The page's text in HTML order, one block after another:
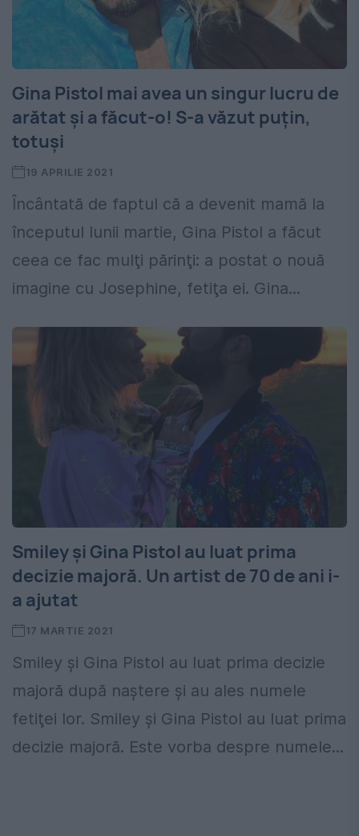
Gina Pistol mai avea un singur lucru de
arătat şi a făcut-o! S-a văzut puţin,
totuşi
19 APRILIE 2021
Încântată de faptul că a devenit mamă la
începutul lunii martie, Gina Pistol a făcut
ceea ce fac mulţi părinţi: a postat o nouă
imagine cu Josephine, fetiţa ei. Gina...
Smiley şi Gina Pistol au luat prima
decizie majoră. Un artist de 70 de ani i-
a ajutat
17 MARTIE 2021
Smiley şi Gina Pistol au luat prima decizie
majoră după naştere şi au ales numele
fetiţei lor. Smiley şi Gina Pistol au luat prima
decizie majoră. Este vorba despre numele...